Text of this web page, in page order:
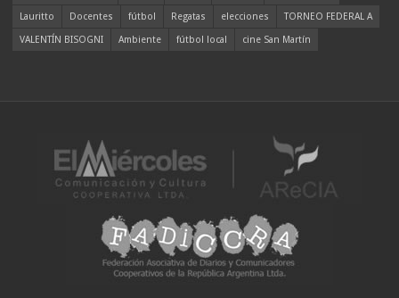
Lauritto
Docentes fútbol Regatas elecciones
TORNEO FEDERAL A
VALENTÍN BISOGNI
Ambiente fútbol local cine San Martín